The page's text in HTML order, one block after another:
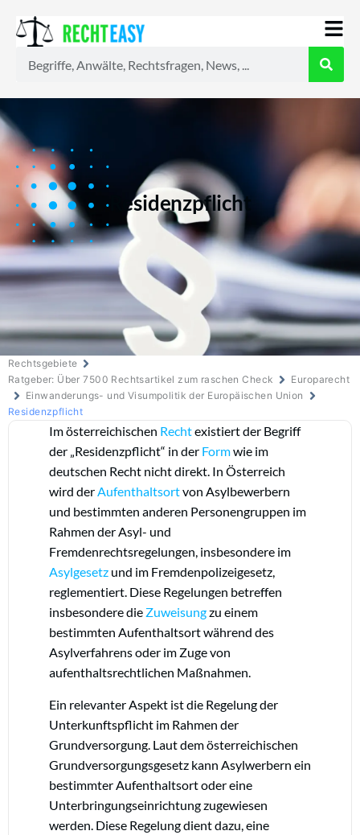
Residenzpflicht
Rechtsgebiete
Ratgeber: Über 7500 Rechtsartikel zum raschen Check
Europarecht
Einwanderungs- und Visumpolitik der Europäischen Union
Residenzpflicht
Im österreichischen Rechtexistiert der Begriff
der „Residenzpflicht“ in der Formwie im
deutschen Recht nicht direkt. In Österreich
wird derAufenthaltsortvon Asylbewerbern
und bestimmten anderen Personengruppen im
Rahmen der Asyl- und
Fremdenrechtsregelungen, insbesondere im
Asylgesetz und im Fremdenpolizeigesetz,
reglementiert. Diese Regelungen betreffen
insbesondere die Zuweisungzu einem
bestimmten Aufenthaltsort während des
Asylverfahrens oder im Zuge von
aufenthaltsrechtlichen Maßnahmen.
Ein relevanter Aspekt ist die Regelung der
Unterkunftspflicht im Rahmen der
Grundversorgung. Laut dem österreichischen
Grundversorgungsgesetz kann Asylwerbern ein
bestimmter Aufenthaltsort oder eine
Unterbringungseinrichtung zugewiesen
werden. Diese Regelung dient dazu, eine